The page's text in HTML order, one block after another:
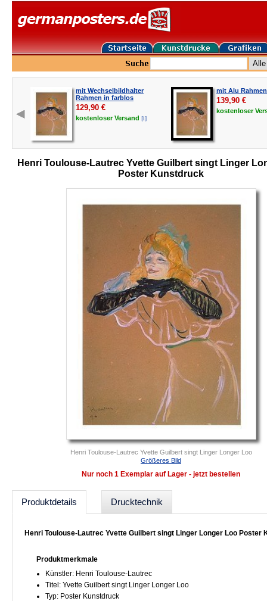
mit Wechselbildhalter
Rahmen in farblos
129,90 €
kostenloserVersand [i]
mit Alu
139,90 €
kostenloser
Henri Toulouse-Lautrec Yvette Guilbert singt Linger
Poster Kunstdruck
Henri Toulouse-Lautrec Yvette Guilbert singt Linger Longer Loo
Größeres Bild
Nur noch 1 Exemplar auf Lager - jetzt bestellen
Produktdetails Drucktechnik
Henri Toulouse-Lautrec Yvette Guilbert singt Linger Longer Loo Poster
Produktmerkmale
Künstler: Henri Toulouse-Lautrec
Titel: Yvette Guilbert singt Linger Longer Loo
Typ: Poster Kunstdruck